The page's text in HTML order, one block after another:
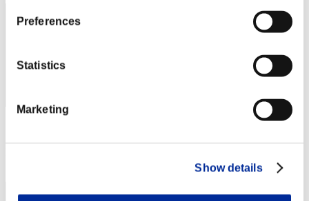
Preferences
Statistics
Marketing
Show details